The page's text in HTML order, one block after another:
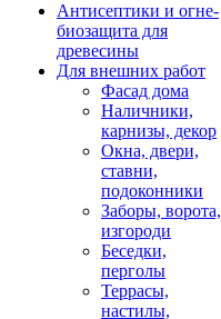
Антисептики и огне-
биозащита для
древесины
Для внешних работ
Фасад дома
Наличники,
карнизы, декор
Окна, двери,
ставни,
подоконники
Заборы, ворота,
изгороди
Беседки,
перголы
Террасы,
настилы,